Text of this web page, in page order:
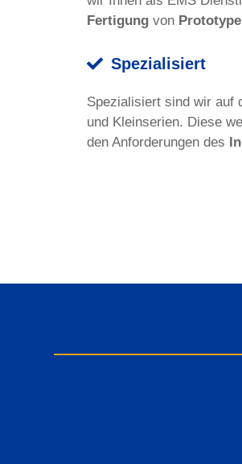
Fertigungvon
Spezialisiert
Spezialisiert sind wir auf
und Kleinserien. Diese
den Anforderungen des